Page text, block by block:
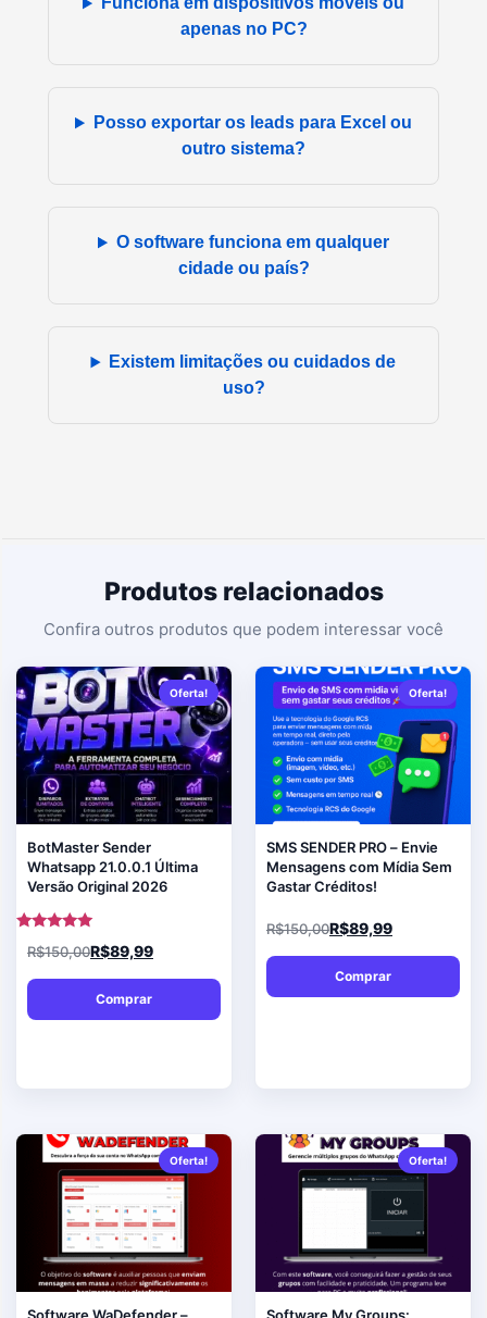
apenas no PC?
Posso exportar os leads para Excel ou
outro sistema?
O software funciona em qualquer
cidade ou país?
Existem limitações ou cuidados de
uso?
Produtos relacionados
Oferta!
BotMaster Sender
Whatsapp 21.0.0.1 Última
Versão Original 2026
Avaliação
5.00
R$150,00R$89,99
Comprar
Oferta!
SMS SENDER PRO – Envie
Mensagens com Mídia Sem
Gastar Créditos!
R$150,00R$89,99
Comprar
Oferta! Oferta!